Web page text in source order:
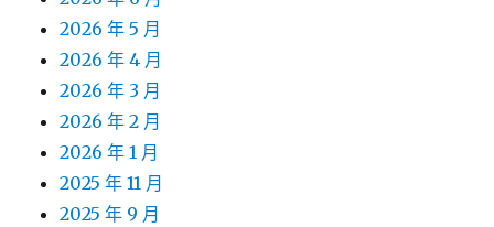
2026 年 5 月
2026 年 4 月
2026 年 3 月
2026 年 2 月
2026 年 1 月
2025 年 11 月
2025 年 9 月